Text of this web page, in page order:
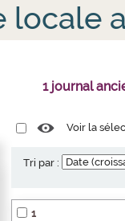
locale
1 journal
Voir la
Tri par :
1